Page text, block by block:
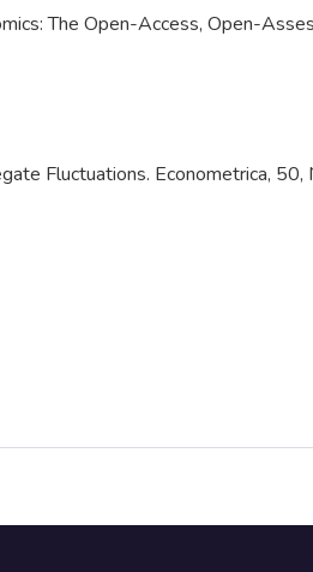
The Open-Access, Open-
Fluctuations. Econometrica,